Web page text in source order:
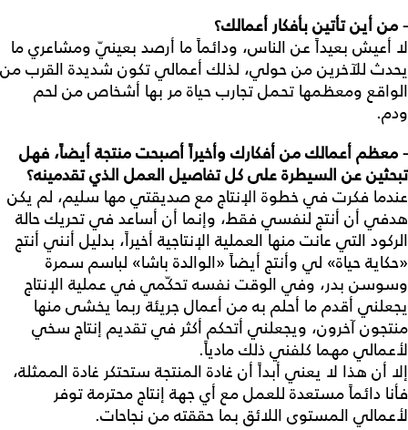
- من أين تأتين بأفكار أعمالك؟
لا أعيش بعيداً عن الناس، ودائماً ما أرصد بعينيّ ومشاعري ما
يحدث للآخرين من حولي، لذلك أعمالي تكون شديدة القرب من
الواقع ومعظمها تحمل تجارب حياة مر بها أشخاص من لحم
ودم.
- معظم أعمالك من أفكارك وأخيراً أصبحت منتجة أيضاً، فهل
تبحثين عن السيطرة على كل تفاصيل العمل الذي تقدمينه؟
عندما فكرت في خطوة الإنتاج مع صديقتي مها سليم، لم يكن
هدفي أن أنتج لنفسي فقط، وإنما أن أساعد في تحريك حالة
الركود التي عانت منها العملية الإنتاجية أخيراً، بدليل أنني أنتج
«حكاية حياة» لي وأنتج أيضاً «الوالدة باشا» لباسم سمرة
وسوسن بدر، وفي الوقت نفسه تحكّمي في عملية الإنتاج
يجعلني أقدم ما أحلم به من أعمال جريئة ربما يخشى منها
منتجون آخرون، ويجعلني أتحكم أكثر في تقديم إنتاج سخي
لأعمالي مهما كلفني ذلك مادياً.
إلا أن هذا لا يعني أبداً أن غادة المنتجة ستحتكر غادة الممثلة،
فأنا دائماً مستعدة للعمل مع أي جهة إنتاج محترمة توفر
لأعمالي المستوى اللائق بما حققته من نجاحات.